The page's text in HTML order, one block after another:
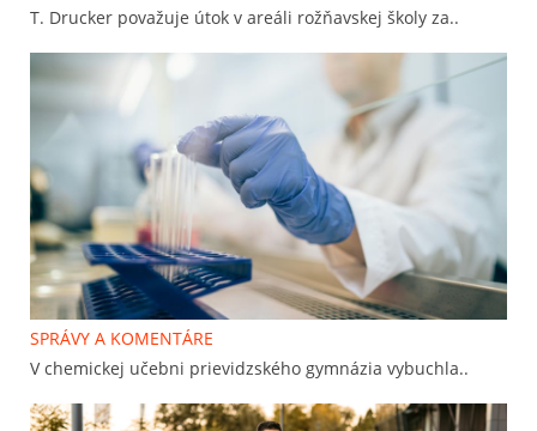
T. Drucker považuje útok v areáli rožňavskej školy za..
SPRÁVY A KOMENTÁRE
V chemickej učebni prievidzského gymnázia vybuchla..